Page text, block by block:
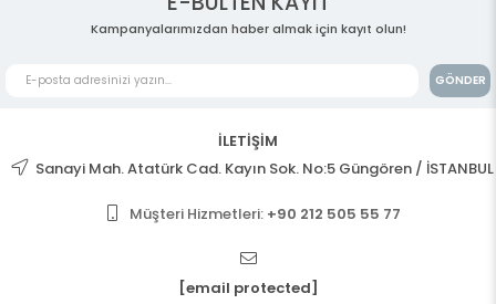
Kampanyalarımızdan haber almak için kayıt olun!
GÖNDER
İLETİŞİM
Sanayi Mah. Atatürk Cad. Kayın Sok. No:5 Güngören / İSTANBUL
Müşteri Hizmetleri: +90 212 505 55 77
[email protected]